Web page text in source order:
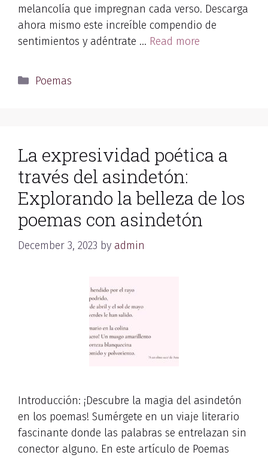
melancolía que impregnan cada verso. Descarga
ahora mismo este increíble compendio de
sentimientos y adéntrate … Read more
Categories
Poemas
La expresividad poética a
través del asindetón:
Explorando la belleza de los
poemas con asindetón
December 3, 2023 by admin
Introducción: ¡Descubre la magia del asindetón
en los poemas! Sumérgete en un viaje literario
fascinante donde las palabras se entrelazan sin
conector alguno. En este artículo de Poemas